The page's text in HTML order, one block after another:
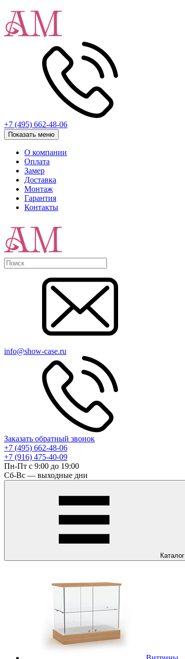
+7 (495) 662-48-06
Показать меню
О компании
Оплата
Замер
Доставка
Монтаж
Гарантия
Контакты
info@show-case.ru
Заказать обратный звонок
+7 (495) 662-48-06
+7 (916) 475-40-09
Пн-Пт с 9:00 до 19:00
Сб-Вс — выходные дни
Каталог